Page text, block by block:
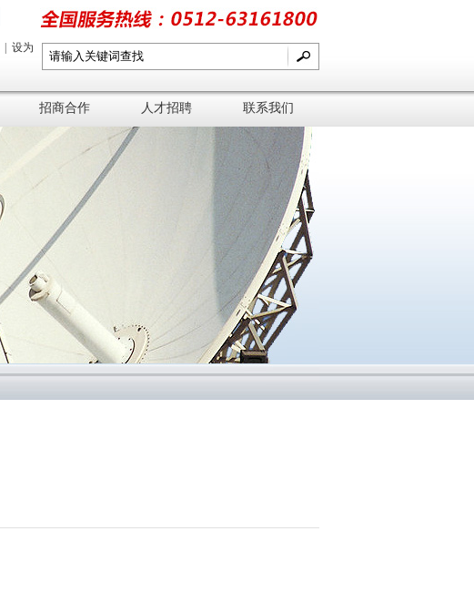
设为
招商合作 人才招聘 联系我们